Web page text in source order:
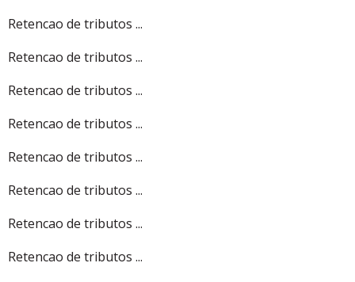
Retencao de tributos ...
Retencao de tributos ...
Retencao de tributos ...
Retencao de tributos ...
Retencao de tributos ...
Retencao de tributos ...
Retencao de tributos ...
Retencao de tributos ...